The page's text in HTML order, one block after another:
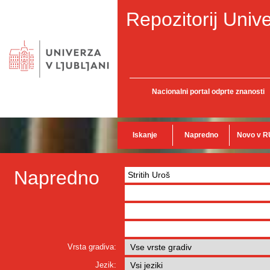
Repozitorij
Nacionalni portal odprte znanosti
Iskanje Napredno Novo v
Napredno
Vrsta gradiva:
Jezik: